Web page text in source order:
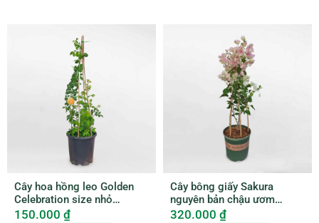
Cây hoa hồng leo Golden
Celebration size nhỏ
ROSE006
150.000 ₫
Cây bông giấy Sakura
nguyên bản chậu ươm
BGNB001
320.000 ₫